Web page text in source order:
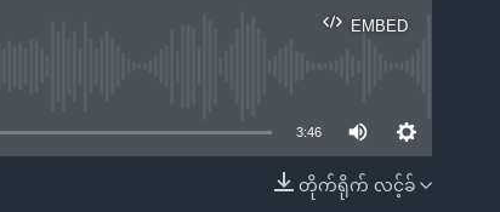
EMBED
EMBED
3:46
တိုက်ရိုက် လင့်ခ်